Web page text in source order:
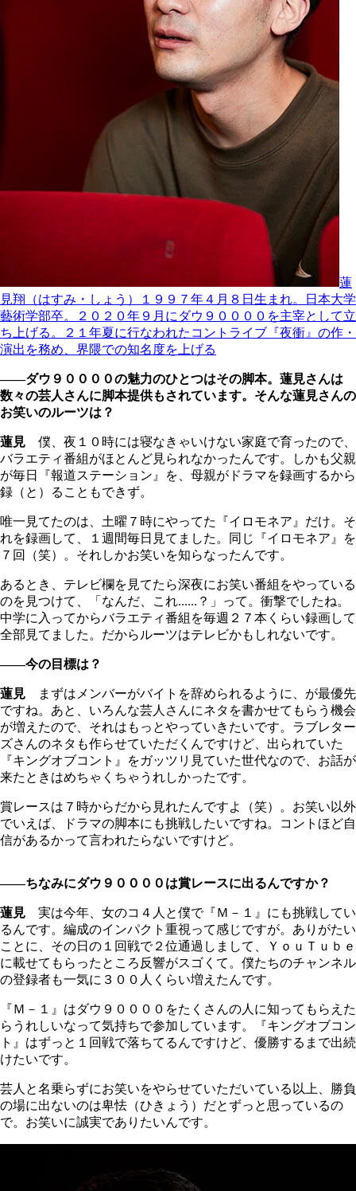
蓮
見翔（はすみ・しょう）１９９７年４月８日生まれ。日本大学
藝術学部卒。２０２０年９月にダウ９００００を主宰として立
ち上げる。２１年夏に行なわれたコントライブ『夜衝』の作・
演出を務め、界隈での知名度を上げる
――ダウ９００００の魅力のひとつはその脚本。蓮見さんは
数々の芸人さんに脚本提供もされています。そんな蓮見さんの
お笑いのルーツは？
蓮見 僕、夜１０時には寝なきゃいけない家庭で育ったので、
バラエティ番組がほとんど見られなかったんです。しかも父親
が毎日『報道ステーション』を、母親がドラマを録画するから
録（と）ることもできず。
唯一見てたのは、土曜７時にやってた『イロモネア』だけ。そ
れを録画して、１週間毎日見てました。同じ『イロモネア』を
７回（笑）。それしかお笑いを知らなったんです。
あるとき、テレビ欄を見てたら深夜にお笑い番組をやっている
のを見つけて、「なんだ、これ......？」って。衝撃でしたね。
中学に入ってからバラエティ番組を毎週２７本くらい録画して
全部見てました。だからルーツはテレビかもしれないです。
――今の目標は？
蓮見 まずはメンバーがバイトを辞められるように、が最優先
ですね。あと、いろんな芸人さんにネタを書かせてもらう機会
が増えたので、それはもっとやっていきたいです。ラブレター
ズさんのネタも作らせていただくんですけど、出られていた
『キングオブコント』をガッツリ見ていた世代なので、お話が
来たときはめちゃくちゃうれしかったです。
賞レースは７時からだから見れたんですよ（笑）。お笑い以外
でいえば、ドラマの脚本にも挑戦したいですね。コントほど自
信があるかって言われたらないですけど。
――ちなみにダウ９００００は賞レースに出るんですか？
蓮見 実は今年、女のコ４人と僕で『Ｍ－１』にも挑戦してい
るんです。編成のインパクト重視って感じですが。ありがたい
ことに、その日の１回戦で２位通過しまして、ＹｏｕＴｕｂｅ
に載せてもらったところ反響がスゴくて。僕たちのチャンネル
の登録者も一気に３００人くらい増えたんです。
『Ｍ－１』はダウ９００００をたくさんの人に知ってもらえた
らうれしいなって気持ちで参加しています。『キングオブコン
ト』はずっと１回戦で落ちてるんですけど、優勝するまで出続
けたいです。
芸人と名乗らずにお笑いをやらせていただいている以上、勝負
の場に出ないのは卑怯（ひきょう）だとずっと思っているの
で。お笑いに誠実でありたいんです。